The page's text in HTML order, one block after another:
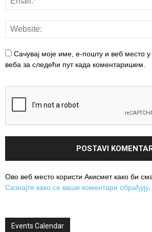
Сачувај моје име, е-пошту и веб место
веба за следећи пут када коментаришем.
Ово веб место користи Акисмет како би
Сазнајте како се ваши коментари обрађују.
Events Calendar